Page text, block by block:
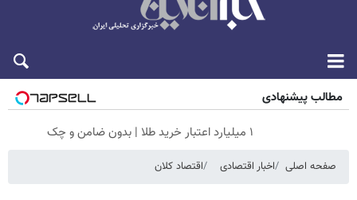
مطالب پیشنهادی
۱ میلیارد اعتبار خرید طلا | بدون ضامن و چک
صفحه اصلی اخبار اقتصادی اقتصاد کلان